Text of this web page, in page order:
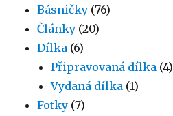
Básničky (76)
Články (20)
Dílka (6)
Připravovaná dílka (4)
Vydaná dílka (1)
Fotky (7)